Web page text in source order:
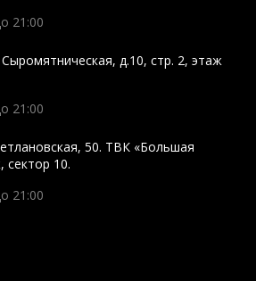
21:00
д.10, стр. 2, этаж
21:00
50. ТВК «Большая
сектор 10.
21:00